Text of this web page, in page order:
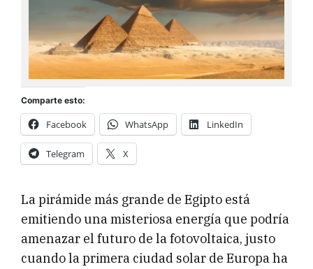
Comparte esto:
Facebook WhatsApp LinkedIn
Telegram X
La pirámide más grande de Egipto está
emitiendo una misteriosa energía que podría
amenazar el futuro de la fotovoltaica, justo
cuando la primera ciudad solar de Europa ha